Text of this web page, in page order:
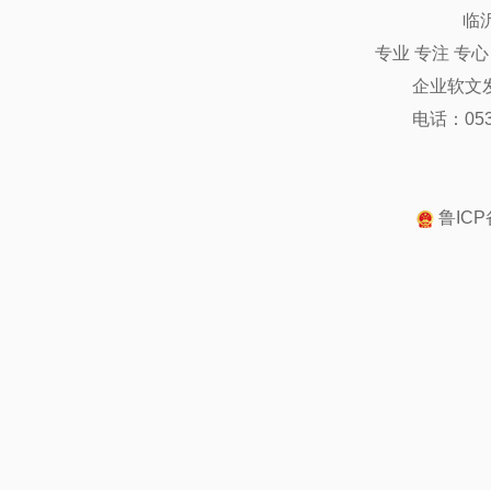
临
专业 专注 专
企业软文
电话：
鲁ICP